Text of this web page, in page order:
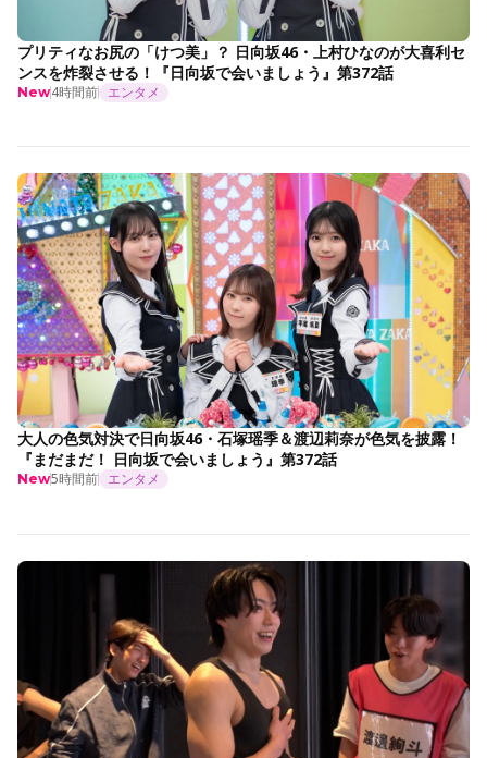
プリティなお尻の「けつ美」？ 日向坂46・上村ひなのが大喜利セ
ンスを炸裂させる！『日向坂で会いましょう』第372話
New4時間前 エンタメ
大人の色気対決で日向坂46・石塚瑶季＆渡辺莉奈が色気を披露！
『まだまだ！ 日向坂で会いましょう』第372話
New5時間前 エンタメ